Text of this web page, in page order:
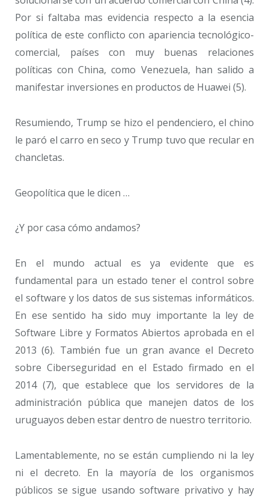
Por si faltaba mas evidencia respecto a la esencia
política de este conflicto con apariencia tecnológico-
comercial, países con muy buenas relaciones
políticas con China, como Venezuela, han salido a
manifestar inversiones en productos de Huawei (5).
Resumiendo, Trump se hizo el pendenciero, el chino
le paró el carro en seco y Trump tuvo que recular en
chancletas.
Geopolítica que le dicen …
¿Y por casa cómo andamos?
En el mundo actual es ya evidente que es
fundamental para un estado tener el control sobre
el software y los datos de sus sistemas informáticos.
En ese sentido ha sido muy importante la ley de
Software Libre y Formatos Abiertos aprobada en el
2013 (6). También fue un gran avance el Decreto
sobre Ciberseguridad en el Estado firmado en el
2014 (7), que establece que los servidores de la
administración pública que manejen datos de los
uruguayos deben estar dentro de nuestro territorio.
Lamentablemente, no se están cumpliendo ni la ley
ni el decreto. En la mayoría de los organismos
públicos se sigue usando software privativo y hay